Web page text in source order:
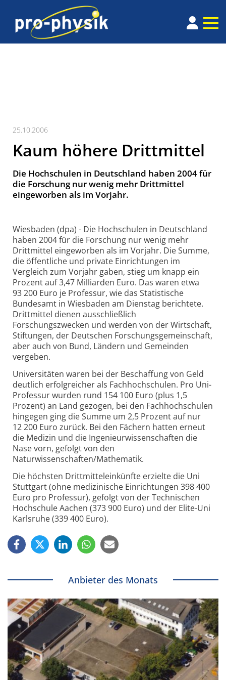
25.10.2006
Kaum höhere Drittmittel
Die Hochschulen in Deutschland haben 2004 für
die Forschung nur wenig mehr Drittmittel
eingeworben als im Vorjahr.
Wiesbaden (dpa) - Die Hochschulen in Deutschland
haben 2004 für die Forschung nur wenig mehr
Drittmittel eingeworben als im Vorjahr. Die Summe,
die öffentliche und private Einrichtungen im
Vergleich zum Vorjahr gaben, stieg um knapp ein
Prozent auf 3,47 Milliarden Euro. Das waren etwa
93 200 Euro je Professur, wie das Statistische
Bundesamt in Wiesbaden am Dienstag berichtete.
Drittmittel dienen ausschließlich
Forschungszwecken und werden von der Wirtschaft,
Stiftungen, der Deutschen Forschungsgemeinschaft,
aber auch von Bund, Ländern und Gemeinden
vergeben.
Universitäten waren bei der Beschaffung von Geld
deutlich erfolgreicher als Fachhochschulen. Pro Uni-
Professur wurden rund 154 100 Euro (plus 1,5
Prozent) an Land gezogen, bei den Fachhochschulen
hingegen ging die Summe um 2,5 Prozent auf nur
12 200 Euro zurück. Bei den Fächern hatten erneut
die Medizin und die Ingenieurwissenschaften die
Nase vorn, gefolgt von den
Naturwissenschaften/Mathematik.
Die höchsten Drittmitteleinkünfte erzielte die Uni
Stuttgart (ohne medizinische Einrichtungen 398 400
Euro pro Professur), gefolgt von der Technischen
Hochschule Aachen (373 900 Euro) und der Elite-Uni
Karlsruhe (339 400 Euro).
Anbieter des Monats